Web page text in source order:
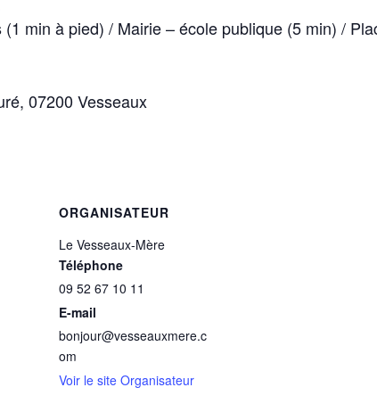
(1 min à pied) / Mairie – école publique (5 min) /
07200 Vesseaux
ORGANISATEUR
Le Vesseaux-Mère
Téléphone
09 52 67 10 11
E-mail
bonjour@vesseauxmere.c
om
Voir le site Organisateur